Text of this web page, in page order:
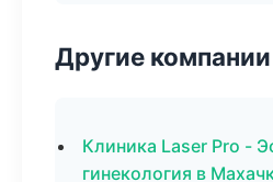
Другие компании
Клиника Laser Pro -
гинекология в